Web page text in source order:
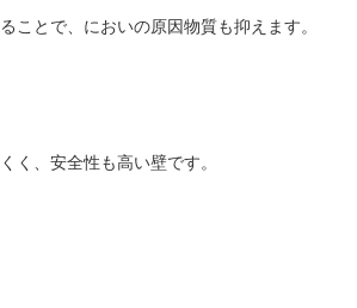
ことで、においの原因物質も抑えます。
く、安全性も高い壁です。